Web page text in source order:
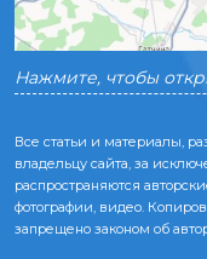
Нажмите, чтобы
Все статьи и материалы,
владельцу сайта, за
распространяются
фотографии, видео.
запрещено законом об